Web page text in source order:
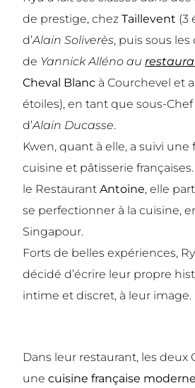
de prestige, chezTaillevent (3
d’Alain Soliverès, puis sous les
de Yannick Alléno au
Cheval Blanc à Courchevel et
étoiles), en tant que sous-
d’Alain Ducasse.
Kwen, quant à elle, a suivi
cuisine et pâtisserie
le RestaurantAntoine, elle
se perfectionner à la cuisine,
Singapour.
Forts de belles expériences,
décidé d’écrire leur propre
intime et discret, à leur image.
Dans leur restaurant, les deux
unecuisine française